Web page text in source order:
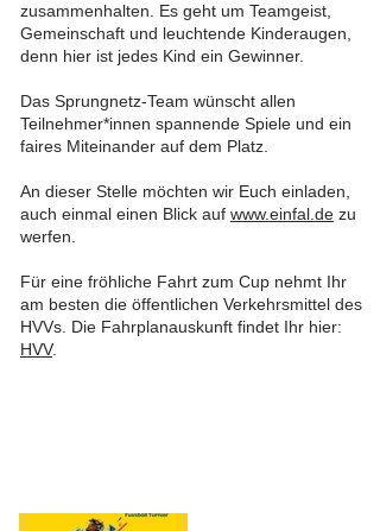
zusammenhalten. Es geht um Teamgeist,
Gemeinschaft und leuchtende Kinderaugen,
denn hier ist jedes Kind ein Gewinner.
Das Sprungnetz-Team wünscht allen
Teilnehmer*innen spannende Spiele und ein
faires Miteinander auf dem Platz.
An dieser Stelle möchten wir Euch einladen,
auch einmal einen Blick auf www.einfal.de zu
werfen.
Für eine fröhliche Fahrt zum Cup nehmt Ihr
am besten die öffentlichen Verkehrsmittel des
HVVs. Die Fahrplanauskunft findet Ihr hier:
HVV.